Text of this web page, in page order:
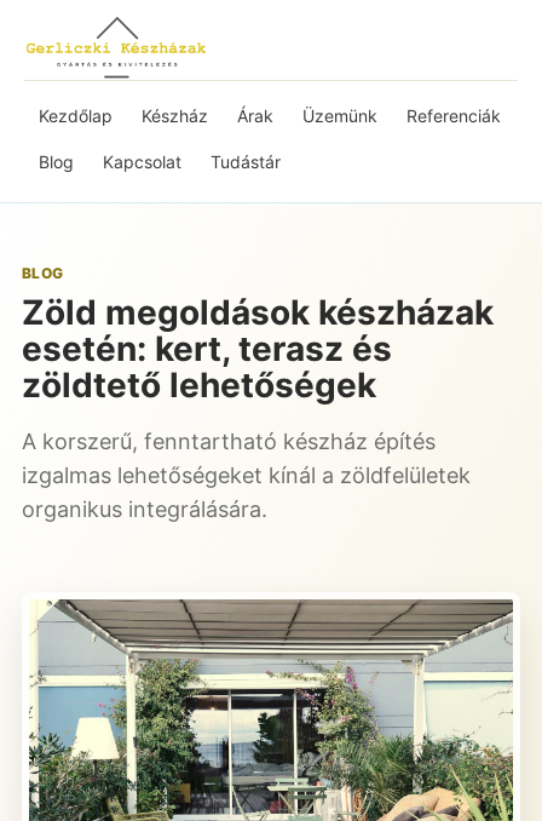
Kezdőlap Készház Árak Üzemünk Referenciák
Blog Kapcsolat Tudástár
BLOG
Zöld megoldások készházak
esetén: kert, terasz és
zöldtető lehetőségek
A korszerű, fenntartható készház építés
izgalmas lehetőségeket kínál a zöldfelületek
organikus integrálására.